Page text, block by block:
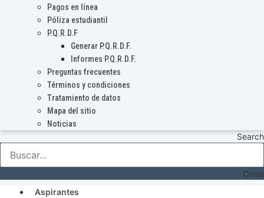
Pagos en línea
Póliza estudiantil
P.Q.R.D.F
Generar P.Q.R.D.F.
Informes P.Q.R.D.F.
Preguntas frecuentes
Términos y condiciones
Tratamiento de datos
Mapa del sitio
Noticias
Search
Close
Aspirantes